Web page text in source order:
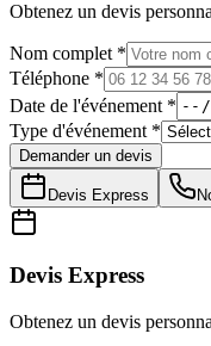
Obtenez un devis
Nom complet *
Téléphone *
Date de l'événement *
Type d'événement *
Demander un devis
Devis Express
Devis Express
Obtenez un devis